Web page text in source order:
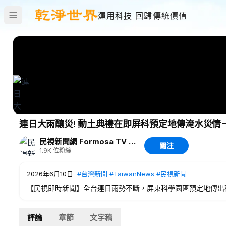
運用科技 回歸傳統價值
連日大雨釀災! 動土典禮在即屏科預定地傳淹水災情
民視新聞網 Formosa TV News network
1.9K 位粉絲
關注
2026年6月10日 #台灣新聞 #TaiwanNews #民視新聞
【民視即時新聞】全台連日雨勢不斷，屏東科學園區預定地傳
#台灣新聞 #TaiwanNews
評論 章節 文字稿